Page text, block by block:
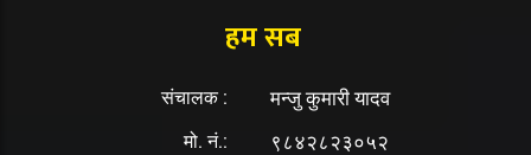
हम सब
संचालक : मन्जु कुमारी यादव
मो. नं.: ९८४२८२३०५२